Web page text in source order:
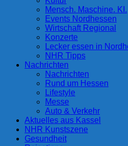
Mensch. Maschine. KI.
Events Nordhessen
Wirtschaft Regional
Konzerte
Lecker essen in
NHR Tipps
Nachrichten
Nachrichten
Rund um Hessen
Lifestyle
Messe
Auto & Verkehr
Aktuelles aus Kassel
NHR Kunstszene
Gesundheit